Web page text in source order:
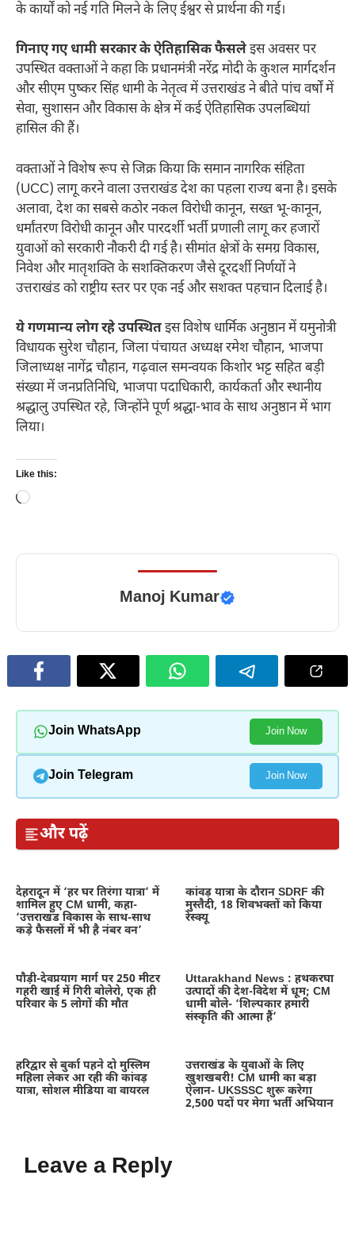
के कार्यों को नई गति मिलने के लिए ईश्वर से प्रार्थना की गई।
गिनाए गए धामी सरकार के ऐतिहासिक फैसलेइस अवसर पर
उपस्थित वक्ताओं ने कहा कि प्रधानमंत्री नरेंद्र मोदी के कुशल मार्गदर्शन
और सीएम पुष्कर सिंह धामी के नेतृत्व में उत्तराखंड ने बीते पांच वर्षों में
सेवा, सुशासन और विकास के क्षेत्र में कई ऐतिहासिक उपलब्धियां
हासिल की हैं।
वक्ताओं ने विशेष रूप से जिक्र किया कि समान नागरिक संहिता
(UCC) लागू करने वाला उत्तराखंड देश का पहला राज्य बना है। इसके
अलावा, देश का सबसे कठोर नकल विरोधी कानून, सख्त भू-कानून,
धर्मांतरण विरोधी कानून और पारदर्शी भर्ती प्रणाली लागू कर हजारों
युवाओं को सरकारी नौकरी दी गई है। सीमांत क्षेत्रों के समग्र विकास,
निवेश और मातृशक्ति के सशक्तिकरण जैसे दूरदर्शी निर्णयों ने
उत्तराखंड को राष्ट्रीय स्तर पर एक नई और सशक्त पहचान दिलाई है।
ये गणमान्य लोग रहे उपस्थितइस विशेष धार्मिक अनुष्ठान में यमुनोत्री
विधायक सुरेश चौहान, जिला पंचायत अध्यक्ष रमेश चौहान, भाजपा
जिलाध्यक्ष नागेंद्र चौहान, गढ़वाल समन्वयक किशोर भट्ट सहित बड़ी
संख्या में जनप्रतिनिधि, भाजपा पदाधिकारी, कार्यकर्ता और स्थानीय
श्रद्धालु उपस्थित रहे, जिन्होंने पूर्ण श्रद्धा-भाव के साथ अनुष्ठान में भाग
लिया।
Like this:
Loading…
Manoj Kumar
Join WhatsApp Join Now
Join Telegram Join Now
और पढ़ें
देहरादून में ‘हर घर तिरंगा यात्रा’ में
शामिल हुए CM धामी, कहा-
‘उत्तराखंड विकास के साथ-साथ
कड़े फैसलों में भी है नंबर वन’
कांवड़ यात्रा के दौरान SDRF की
मुस्तैदी, 18 शिवभक्तों को किया
रेस्क्यू
पौड़ी-देवप्रयाग मार्ग पर 250 मीटर
गहरी खाई में गिरी बोलेरो, एक ही
परिवार के 5 लोगों की मौत
Uttarakhand News : हथकरघा
उत्पादों की देश-विदेश में धूम; CM
धामी बोले- ‘शिल्पकार हमारी
संस्कृति की आत्मा हैं’
हरिद्वार से बुर्का पहने दो मुस्लिम
महिला लेकर आ रही की कांवड़
यात्रा, सोशल मीडिया वा वायरल
उत्तराखंड के युवाओं के लिए
खुशखबरी! CM धामी का बड़ा
ऐलान- UKSSSC शुरू करेगा
2,500 पदों पर मेगा भर्ती अभियान
Leave a Reply